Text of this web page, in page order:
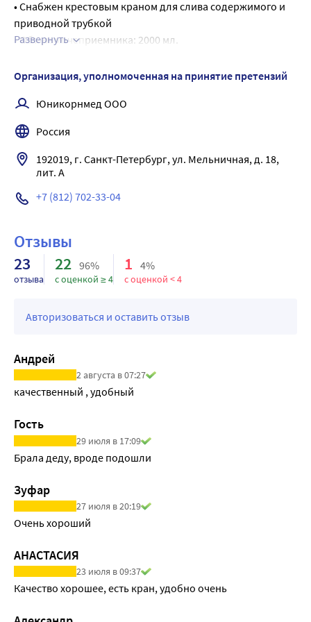
• Снабжен крестовым краном для слива содержимого и
приводной трубкой
• Объем мочеприемника: 2000 мл.
100 мл
Развернуть
Организация, уполномоченная на принятие претензий
Юникорнмед ООО
Россия
192019, г. Санкт-Петербург, ул. Мельничная, д. 18,
лит. А
+7 (812) 702-33-04
Отзывы
23
отзыва
22 96%
с оценкой ≥ 4
1 4%
с оценкой < 4
Авторизоваться и оставить отзыв
Андрей
2 августа в 07:27
качественный , удобный
Гость
29 июля в 17:09
Брала деду, вроде подошли
Зуфар
27 июля в 20:19
Очень хороший
АНАСТАСИЯ
23 июля в 09:37
Качество хорошее, есть кран, удобно очень